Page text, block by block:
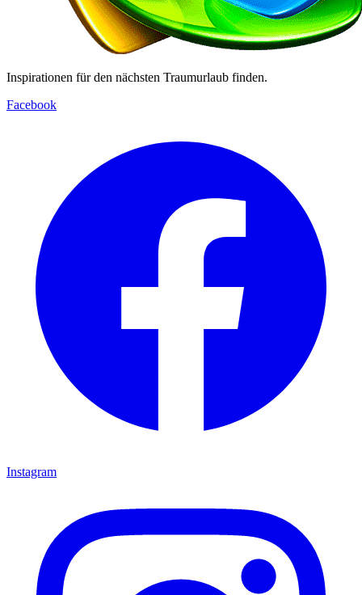
Inspirationen für den nächsten Traumurlaub finden.
Facebook
Instagram